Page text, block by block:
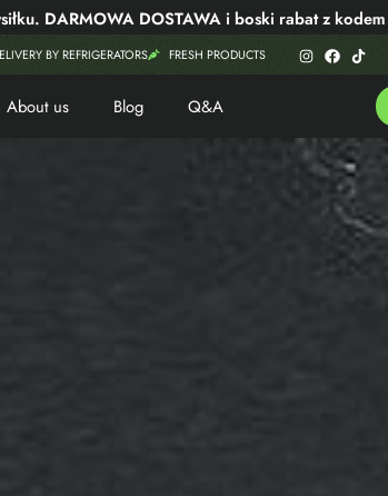
DOSTAWA i boski rabat z kodem WOW40!
BY REFRIGERATORS FRESH PRODUCTS
About us Blog Q&A